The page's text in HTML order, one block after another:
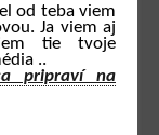
od teba viem
Ja viem aj
tie tvoje
..
pripraví na